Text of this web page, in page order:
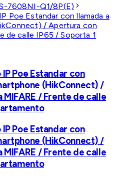
7608NI-Q1/8P(E)
Poe Estandar con
(HikConnect) /
/ Frente de calle
Poe Estandar con
(HikConnect) /
/ Frente de calle